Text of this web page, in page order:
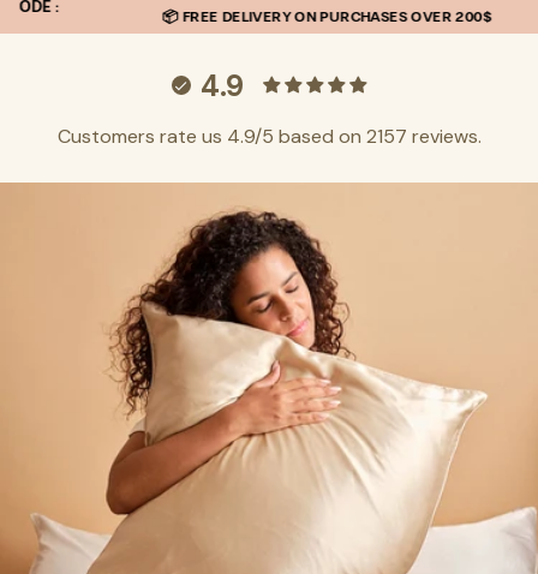
TO
📦 FREE DELIVERY ON PURCHASES OVER 200$
4.9
Customers rate us 4.9/5 based on 2157 reviews.